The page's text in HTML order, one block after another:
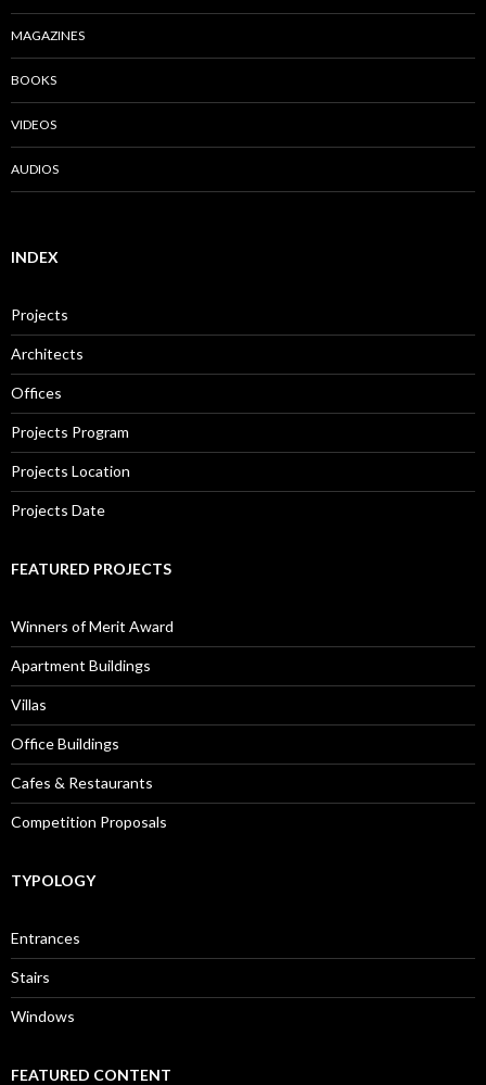
MAGAZINES
BOOKS
VIDEOS
AUDIOS
INDEX
Projects
Architects
Offices
Projects Program
Projects Location
Projects Date
FEATURED PROJECTS
Winners of Merit Award
Apartment Buildings
Villas
Office Buildings
Cafes & Restaurants
Competition Proposals
TYPOLOGY
Entrances
Stairs
Windows
FEATURED CONTENT